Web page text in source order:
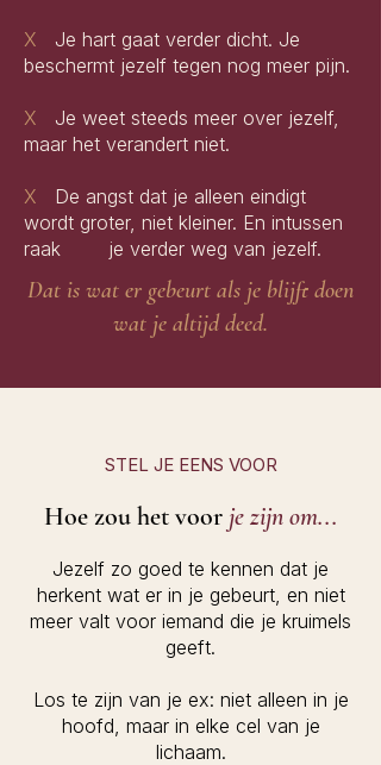
X Je hart gaat verder dicht. Je
beschermt jezelf tegen nog meer pijn.
X Je weet steeds meer over jezelf,
maar het verandert niet.
X De angst dat je alleen eindigt
wordt groter, niet kleiner. En intussen
raak je verder weg van jezelf.
Dat is wat er gebeurt als je blijft doen
wat je altijd deed.
STEL JE EENS VOOR
Hoe zou het voor je zijn om...
Jezelf zo goed te kennen dat je
herkent wat er in je gebeurt, en niet
meer valt voor iemand die je kruimels
geeft.
Los te zijn van je ex: niet alleen in je
hoofd, maar in elke cel van je
lichaam.